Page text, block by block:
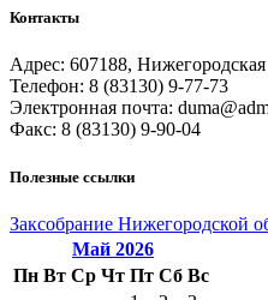
Контакты
Адрес: 607188,
Телефон: 8 (83130) 9-77-73
Электронная почта:
Факс: 8 (83130) 9-90-04
Полезные ссылки
Закcобрание Нижегородской
Май 2026
Пн Вт Ср Чт Пт Сб Вс